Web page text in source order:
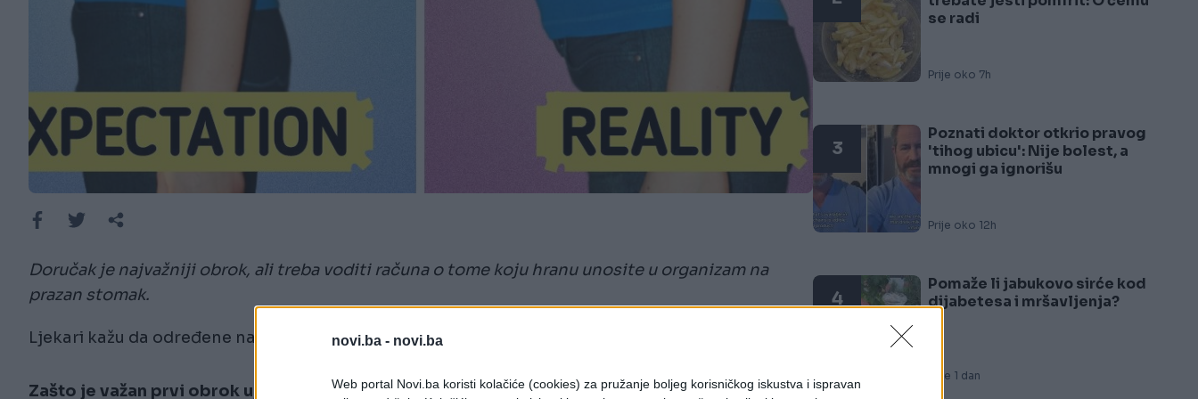
novi.ba - novi.ba
Web portal Novi.ba koristi kolačiće (cookies) za pružanje boljeg korisničkog iskustva i ispravan
Doručak je najvažniji obrok, ali treba voditi računa o tome koju hranu unosite u organizam na
prazan stomak.
Ljekari kažu da određene namirnice mogu biti štetne ako se konzumiraju "na prazan stomak".
Zašto je važan prvi obrok ujutru?
se radi
Prije oko 7h
3
Poznati doktor otkrio pravog
'tihog ubicu': Nije bolest, a
mnogi ga ignorišu
Prije oko 12h
4
Pomaže li jabukovo sirće kod
dijabetesa i mršavljenja?
Prije 1 dan